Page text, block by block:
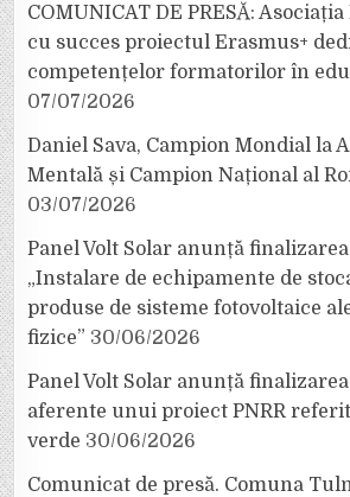
COMUNICAT DE PRESĂ:
cu succes proiectul Erasmus+
competențelor formatorilor în
07/07/2026
Daniel Sava, Campion Mondial la
Mentală și Campion Național al
03/07/2026
Panel Volt Solar anunță
„Instalare de echipamente de
produse de sisteme fotovoltaice
fizice” 30/06/2026
Panel Volt Solar anunță
aferente unui proiect PNRR
verde 30/06/2026
Comunicat de presă. Comuna